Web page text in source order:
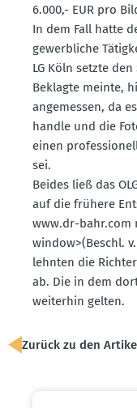
6.000,- EUR pro
In dem Fall hatte
gewerb­liche
LG Köln setzte
Beklagte meinte,
angemessen, da
handle und die
einen
sei.
Beides ließ das
auf die frühere
www.​dr-​bahr.​com
window>(Beschl. v.
lehnten die
ab. Die in dem
weiterhin gelten.
Zurück zu den